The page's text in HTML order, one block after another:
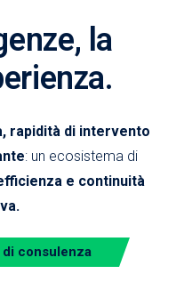
la
rapidità di intervento
: un ecosistema di
e continuità
consulenza